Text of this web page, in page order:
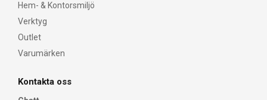
Hem- & Kontorsmiljö
Verktyg
Outlet
Varumärken
Kontakta oss